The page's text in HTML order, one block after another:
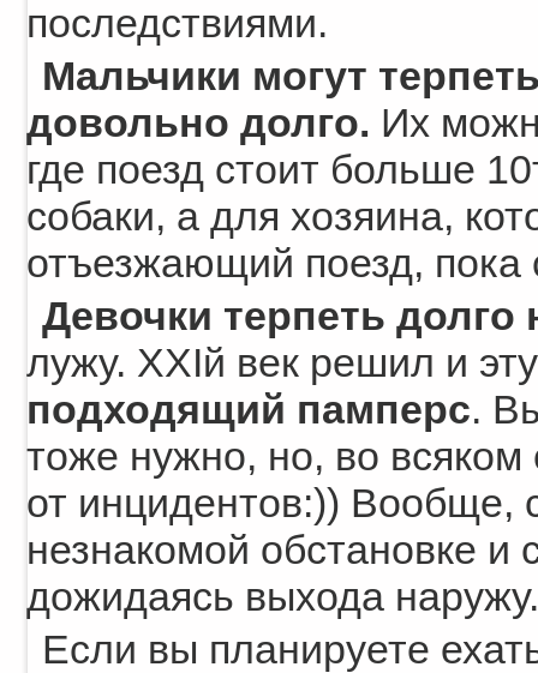
последствиями.
Мальчики могут
довольно долго. Их
где поезд стоит больше
собаки, а для хозяина,
отъезжающий поезд, пока
Девочки терпеть долго
лужу. XXIй век решил и
подходящий памперс.
тоже нужно, но, во всяком
от инцидентов:)) Вообще,
незнакомой обстановке и
дожидаясь выхода наружу.
Если вы планируете